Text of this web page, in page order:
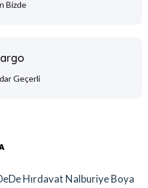
Bizde
Geçerli
Hırdavat Nalburiye Boya